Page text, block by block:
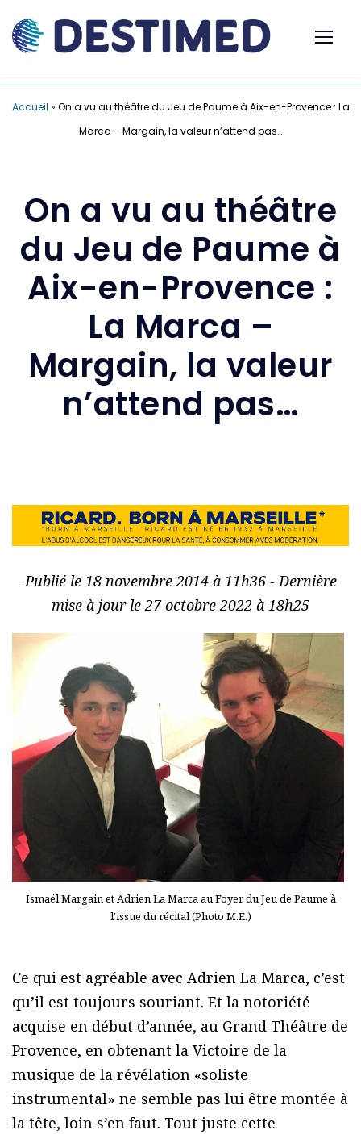
Accueil » On a vu au théâtre du Jeu de Paume à Aix-en-Provence : La
Marca – Margain, la valeur n’attend pas…
On a vu au théâtre
du Jeu de Paume à
Aix-en-Provence :
La Marca –
Margain, la valeur
n’attend pas…
Publié le 18 novembre 2014 à 11h36 - Dernière
mise à jour le 27 octobre 2022 à 18h25
Ismaël Margain et Adrien La Marca au Foyer du Jeu de Paume à
l’issue du récital (Photo M.E.)
Ce qui est agréable avec Adrien La Marca, c’est
qu’il est toujours souriant. Et la notoriété
acquise en début d’année, au Grand Théâtre de
Provence, en obtenant la Victoire de la
musique de la révélation «soliste
instrumental» ne semble pas lui être montée à
la tête, loin s’en faut. Tout juste cette